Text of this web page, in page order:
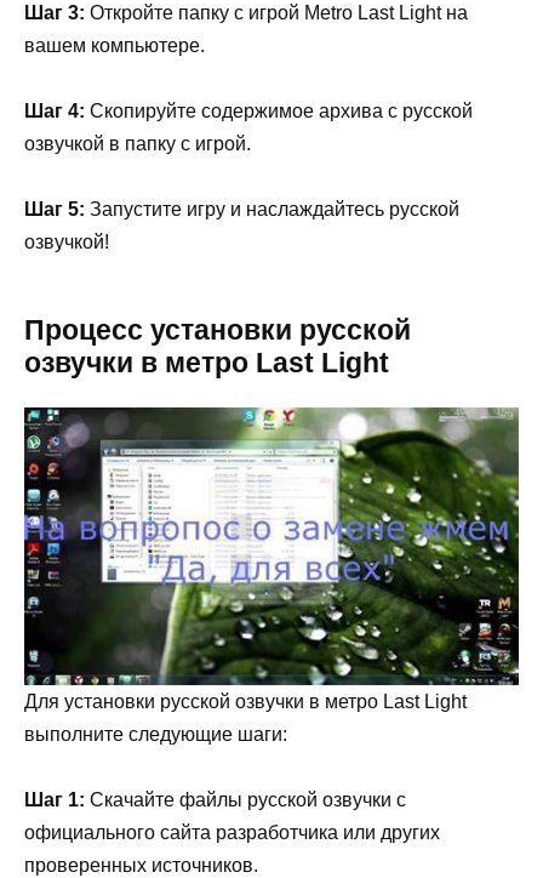
Шаг 3: Откройте папку с игрой Metro Last Light на
вашем компьютере.
Шаг 4: Скопируйте содержимое архива с русской
озвучкой в папку с игрой.
Шаг 5: Запустите игру и наслаждайтесь русской
озвучкой!
Процесс установки русской
озвучки в метро Last Light
Для установки русской озвучки в метро Last Light
выполните следующие шаги:
Шаг 1: Скачайте файлы русской озвучки с
официального сайта разработчика или других
проверенных источников.